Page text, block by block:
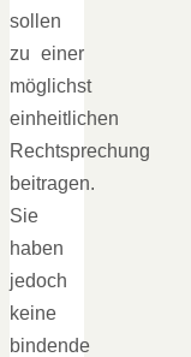
sollen
zu einer
möglichst
einheitlichen
Rechtsprechung
beitragen.
Sie
haben
jedoch
keine
bindende